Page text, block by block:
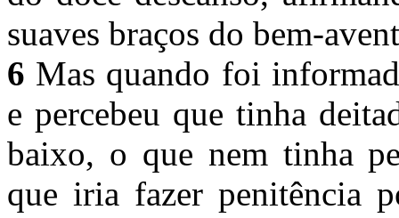
suaves braços do bem-
6 Mas quando foi
e percebeu que tinha
baixo, o que nem tinha
que iria fazer penitência